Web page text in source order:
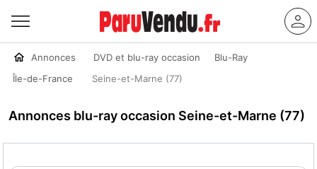
Annonces DVD et blu-ray occasion
Blu-Ray
Île-de-France
Seine-et-Marne (77)
Annonces blu-ray occasion Seine-et-Marne (77)